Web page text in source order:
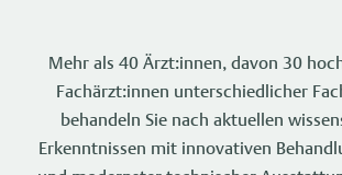
Mehr als 40 Ärzt:innen, davon 30
Fachärzt:innen unterschiedlicher
behandeln Sie nach aktuellen
Erkenntnissen mit innovativen